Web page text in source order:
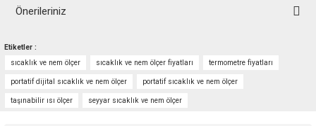
Önerileriniz
yetersiz gördüğünüz noktaları öneri formunu kullanarak tarafımıza
iletebilirsiniz.
Görüş ve önerileriniz için teşekkür ederiz.
Etiketler :
sıcaklık ve nem ölçer
sıcaklık ve nem ölçer fiyatları termometre fiyatları
portatif dijital sıcaklık ve nem ölçer portatif sıcaklık ve nem ölçer
taşınabilir ısı ölçer seyyar sıcaklık ve nem ölçer